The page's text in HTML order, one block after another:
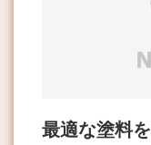
最適な塗料